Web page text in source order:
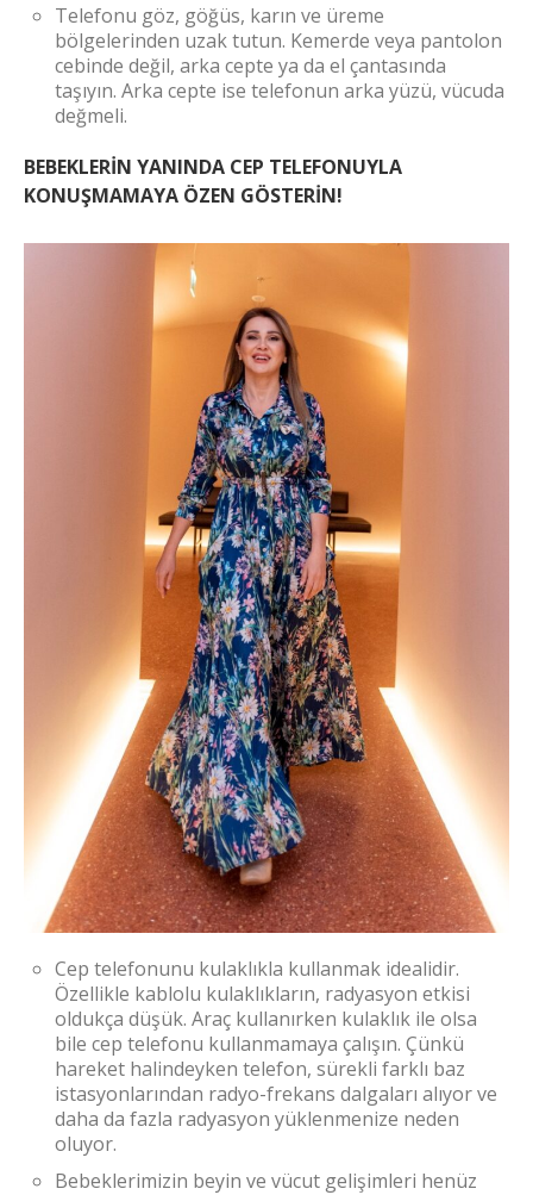
Telefonu göz, göğüs, karın ve üreme
bölgelerinden uzak tutun. Kemerde veya pantolon
cebinde değil, arka cepte ya da el çantasında
taşıyın. Arka cepte ise telefonun arka yüzü, vücuda
değmeli.
BEBEKLERİN YANINDA CEP TELEFONUYLA
KONUŞMAMAYA ÖZEN GÖSTERİN!
Cep telefonunu kulaklıkla kullanmak idealidir.
Özellikle kablolu kulaklıkların, radyasyon etkisi
oldukça düşük. Araç kullanırken kulaklık ile olsa
bile cep telefonu kullanmamaya çalışın. Çünkü
hareket halindeyken telefon, sürekli farklı baz
istasyonlarından radyo-frekans dalgaları alıyor ve
daha da fazla radyasyon yüklenmenize neden
oluyor.
Bebeklerimizin beyin ve vücut gelişimleri henüz